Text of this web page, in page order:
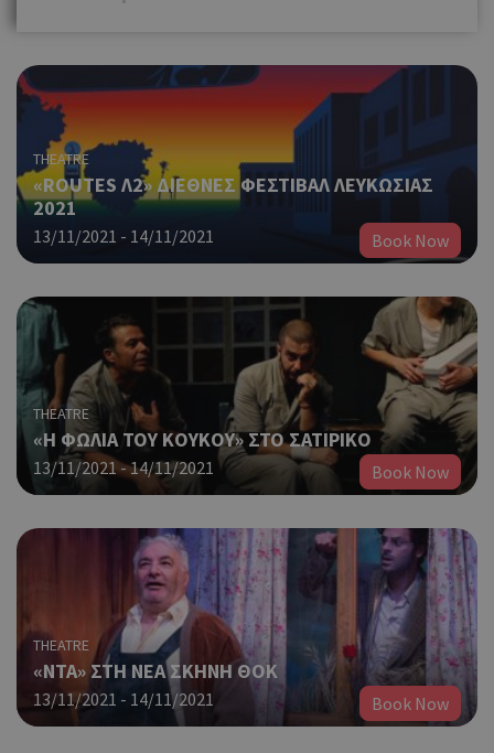
THEATRE
«ROUTES Λ2» ΔΙΕΘΝΕΣ ΦΕΣΤΙΒΑΛ ΛΕΥΚΩΣΙΑΣ
2021
13/11/2021 - 14/11/2021 Book Now
THEATRE
«Η ΦΩΛΙΑ ΤΟΥ ΚΟΥΚΟΥ» ΣΤΟ ΣΑΤΙΡΙΚΟ
13/11/2021 - 14/11/2021 Book Now
THEATRE
«ΝΤΑ» ΣΤΗ ΝΕΑ ΣΚΗΝΗ ΘΟΚ
13/11/2021 - 14/11/2021 Book Now